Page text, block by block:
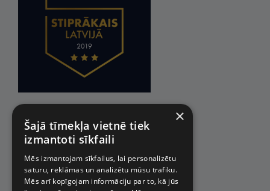
×
Šajā tīmekļa vietnē tiek
izmantoti sīkfaili
Mēs izmantojam sīkfailus, lai personalizētu
saturu, reklāmas un analizētu mūsu trafiku.
Mēs arī kopīgojam informāciju par to, kā jūs